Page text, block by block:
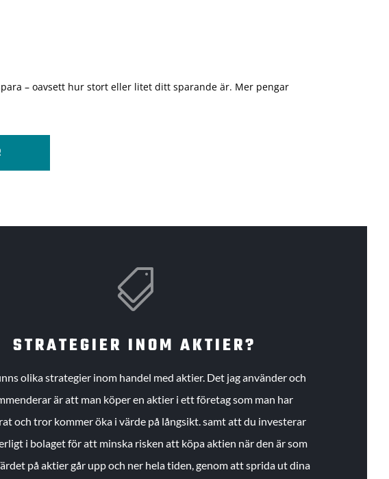
– oavsett hur stort eller litet ditt sparande är. Mer pengar

STRATEGIER INOM AKTIER?
olika strategier inom handel med aktier. Det jag använder och
är att man köper en aktier i ett företag som man har
och tror kommer öka i värde på långsikt. samt att du investerar
i bolaget för att minska risken att köpa aktien när den är som
på aktier går upp och ner hela tiden, genom att sprida ut dina